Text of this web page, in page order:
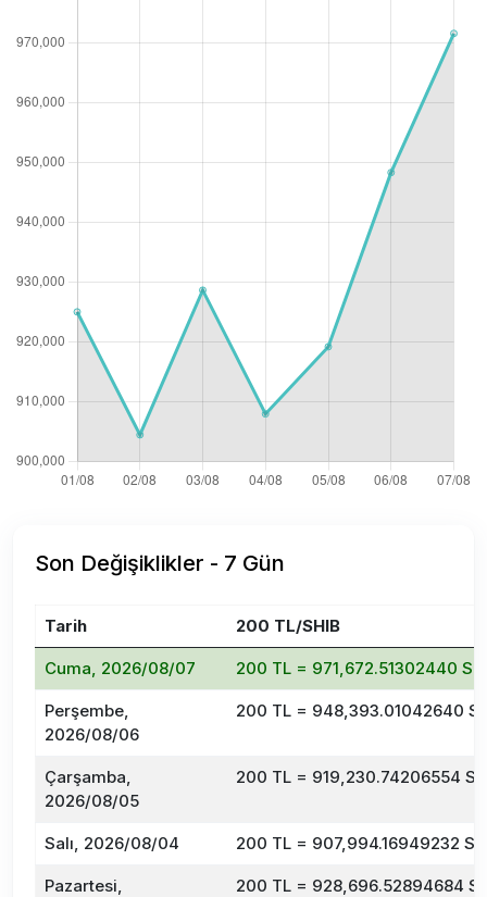
Son Değişiklikler - 7 Gün
Tarih 200 TL/SHIB
Cuma, 2026/08/07 200 TL = 971,672.51302440
Perşembe,
2026/08/06
200 TL = 948,393.01042640
Çarşamba,
2026/08/05
200 TL = 919,230.74206554
Salı, 2026/08/04 200 TL = 907,994.16949232
Pazartesi,
200 TL = 928,696.52894684